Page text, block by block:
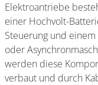
Elektroantriebe
einer Hochvolt-
Steuerung und
oder
werden diese
verbaut und durch